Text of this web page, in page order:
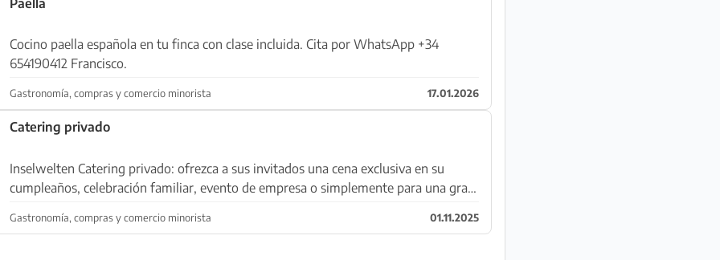
Cocino paella española en tu finca con clase incluida. Cita por WhatsApp +34
654190412 Francisco.
Gastronomía, compras y comercio minorista 17.01.2026
Catering privado
Inselwelten Catering privado: ofrezca a sus invitados una cena exclusiva en su
cumpleaños, celebración familiar, evento de empresa o simplemente para una gran
Gastronomía, compras y comercio minorista 01.11.2025